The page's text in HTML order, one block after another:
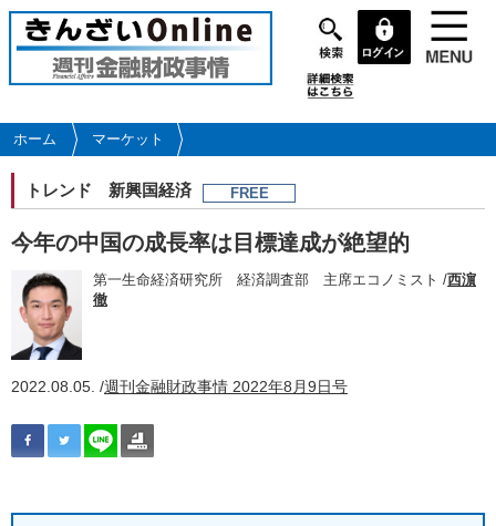
メ
イ
コ
ン
ツ
に
移
動
ホーム マーケット
トレンド 新興国経済 FREE
今年の中国の成長率は目標達成が絶望的
第一生命経済研究所 経済調査部 主席エコノミスト /西濵
徹
2022.08.05. /週刊金融財政事情 2022年8月9日号